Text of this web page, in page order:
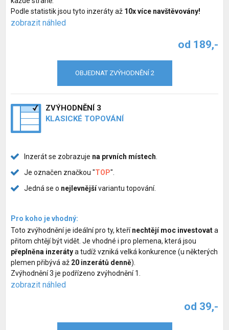
Podle statistik jsou tyto inzeráty až 10x více navštěvovány!
zobrazit náhled
od 189,-
OBJEDNAT ZVÝHODNĚNÍ 2
ZVÝHODNĚNÍ 3
KLASICKÉ TOPOVÁNÍ
Inzerát se zobrazuje na prvních místech
Je označen značkou "TOP".
Jedná se o nejlevnějšívariantu topování.
Pro koho je vhodný:
Toto zvýhodnění je ideální pro ty, kteřínechtějí moc investovata
přitom chtějí být vidět. Je vhodné i pro plemena, která jsou
přeplněna inzerátya tudíž vzniká velká konkurence (u některých
plemen přibývá až 20 inzerátů denně).
Zvýhodnění 3 je podřízeno zvýhodnění 1.
zobrazit náhled
od 39,-